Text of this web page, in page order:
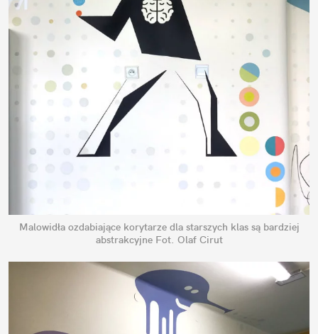
Malowidła ozdabiające korytarze dla starszych klas są bardziej
abstrakcyjne Fot. Olaf Cirut